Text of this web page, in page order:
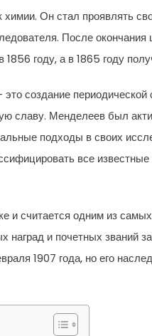
Он стал проявлять
После
1856 году, а в 1865 году
создание периодической
славу. Менделеев был
подходы в своих
все
и считается одним из
и почетных званий
1907 года, но его